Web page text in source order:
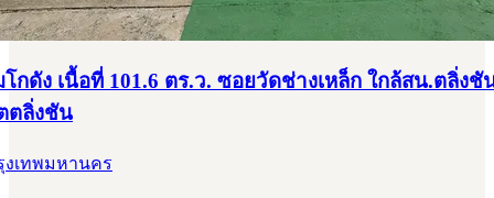
กดัง เนื้อที่ 101.6 ตร.ว. ซอยวัดช่างเหล็ก ใกล้สน.ตลิ่งชั
ตลิ่งชัน
งเทพมหานคร